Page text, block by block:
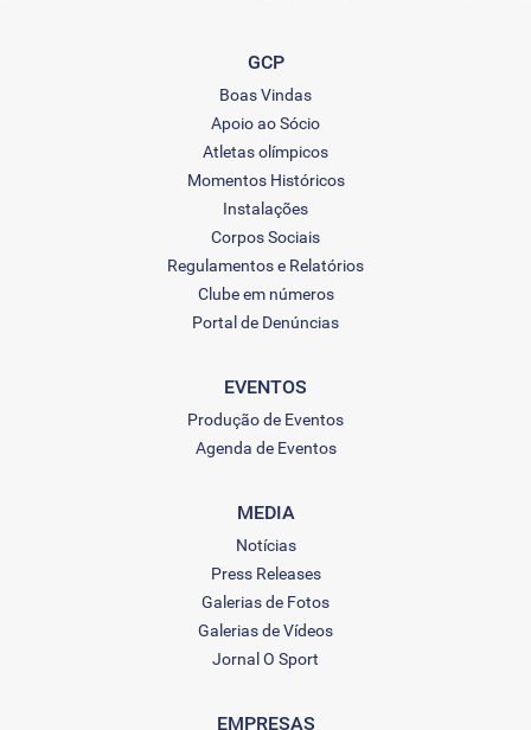
GCP
Boas Vindas
Apoio ao Sócio
Atletas olímpicos
Momentos Históricos
Instalações
Corpos Sociais
Regulamentos e Relatórios
Clube em números
Portal de Denúncias
EVENTOS
Produção de Eventos
Agenda de Eventos
MEDIA
Notícias
Press Releases
Galerias de Fotos
Galerias de Vídeos
Jornal O Sport
EMPRESAS